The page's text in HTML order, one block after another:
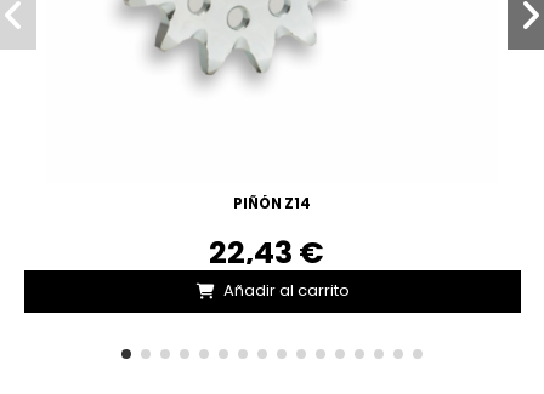
PIÑÓN Z14
22,43 €
Añadir al carrito